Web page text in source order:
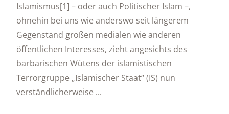
Islamismus[1] – oder auch Politischer Islam –,
ohnehin bei uns wie anderswo seit längerem
Gegenstand großen medialen wie anderen
öffentlichen Interesses, zieht angesichts des
barbarischen Wütens der islamistischen
Terrorgruppe „Islamischer Staat“ (IS) nun
verständlicherweise ...